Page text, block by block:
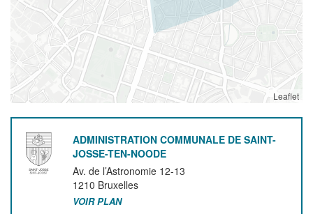
Leaflet
ADMINISTRATION COMMUNALE DE SAINT-
JOSSE-TEN-NOODE
Av. de l’Astronomie 12-13
1210 Bruxelles
VOIR PLAN